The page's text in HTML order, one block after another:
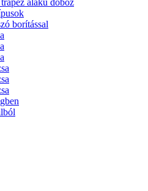
alakú doboz
borítással